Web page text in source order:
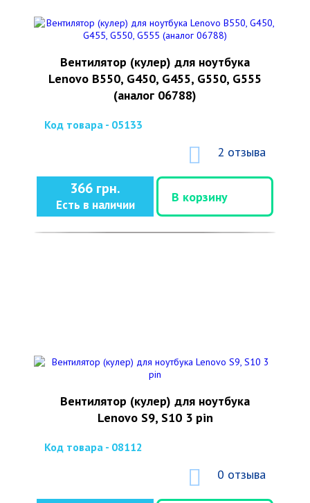
Вентилятор (кулер) для ноутбука
Lenovo B550, G450, G455, G550, G555
(аналог 06788)
Код товара - 05133
2 отзыва
366 грн.
Есть в наличии
В корзину
Вентилятор (кулер) для ноутбука
Lenovo S9, S10 3 pin
Код товара - 08112
0 отзыва